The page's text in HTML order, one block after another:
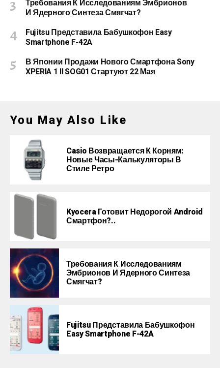
Требования К Исследованиям Эмбрионов
И Ядерного Синтеза Смягчат?
Fujitsu Представила Бабушкофон Easy
Smartphone F-42A
В Японии Продажи Нового Смартфона Sony
XPERIA 1 II SOG01 Стартуют 22 Мая
You May Also Like
Casio Возвращается К Корням:
Новые Часы-Калькуляторы В
Стиле Ретро
Kyocera Готовит Недорогой Android
Смартфон?..
Требования К Исследованиям
Эмбрионов И Ядерного Синтеза
Смягчат?
Fujitsu Представила Бабушкофон
Easy Smartphone F-42A